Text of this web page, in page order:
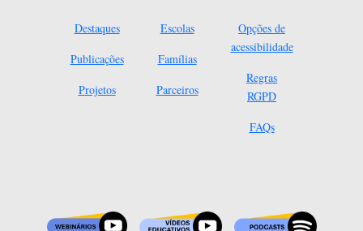
Destaques
Publicações
Projetos
Escolas
Famílias
Parceiros
Opções de
acessibilidade
Regras
RGPD
FAQs